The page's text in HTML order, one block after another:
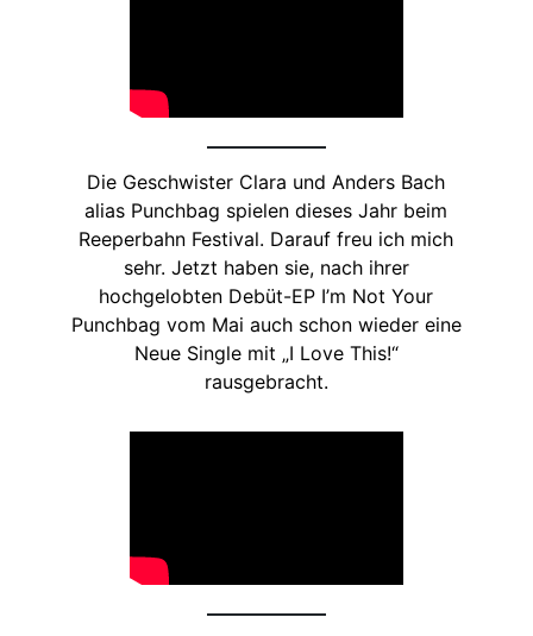
Die Geschwister Clara und Anders Bach
alias Punchbag spielen dieses Jahr beim
Reeperbahn Festival. Darauf freu ich mich
sehr. Jetzt haben sie, nach ihrer
hochgelobten Debüt-EP I’m Not Your
Punchbag vom Mai auch schon wieder eine
Neue Single mit „I Love This!“
rausgebracht.